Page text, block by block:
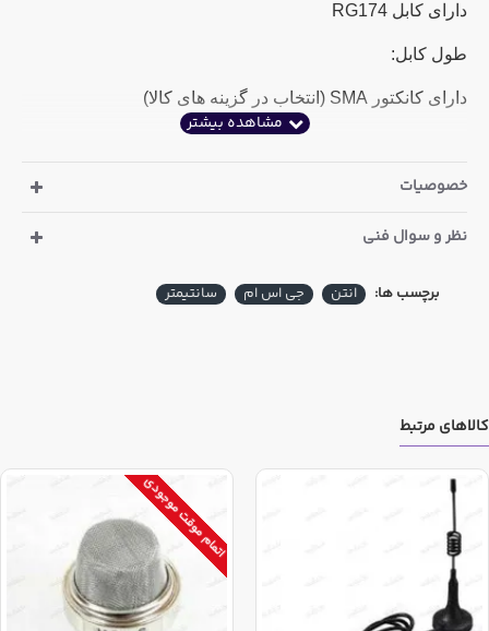
دارای کابل RG174
طول کابل:
دارای کانکتور SMA (انتخاب در گزینه های کالا)
خصوصیات
نظر و سوال فنی
برچسب ها: انتن جی اس ام سانتیمتر
کالاهای مرتبط
اتمام موقت موجودی